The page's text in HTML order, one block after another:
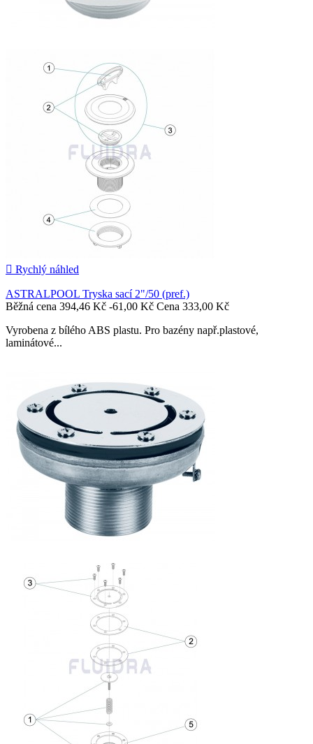
 Rychlý náhled
ASTRALPOOL Tryska sací 2"/50 (pref.)
Běžná cena 394,46 Kč -61,00 Kč Cena 333,00 Kč
Vyrobena z bílého ABS plastu. Pro bazény např.plastové,
laminátové...
Přidat do košíku